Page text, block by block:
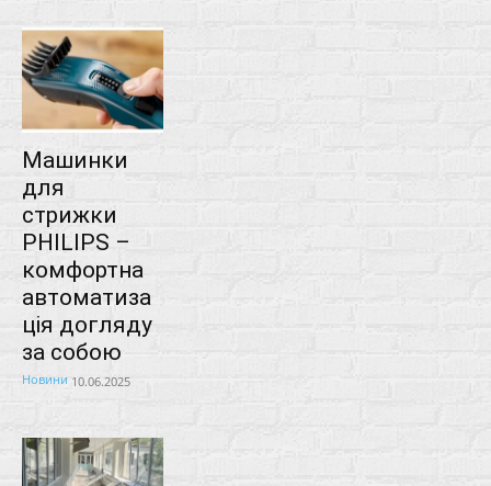
Машинки
для
стрижки
PHILIPS –
комфортна
автоматиза
ція догляду
за собою
Новини 10.06.2025